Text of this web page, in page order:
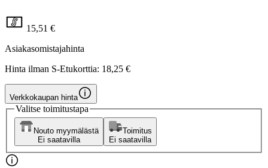
15,51 €
Asiakasomistajahinta
Hinta ilman S-Etukorttia: 18,25 €
Verkkokaupan hinta
Valitse toimitustapa
Nouto myymälästä
Ei saatavilla
Toimitus
Ei saatavilla